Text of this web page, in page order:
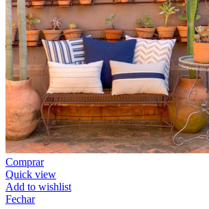
Comprar
Quick view
Add to wishlist
Fechar